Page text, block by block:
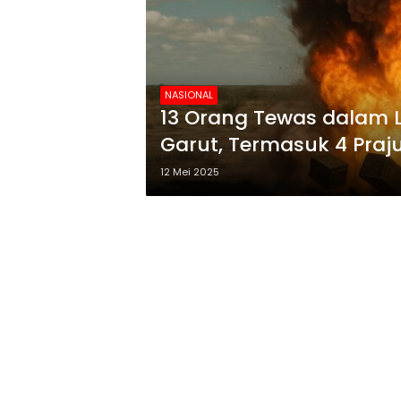
NASIONAL
13 Orang Tewas
Garut, Termasuk 4
12 Mei 2025